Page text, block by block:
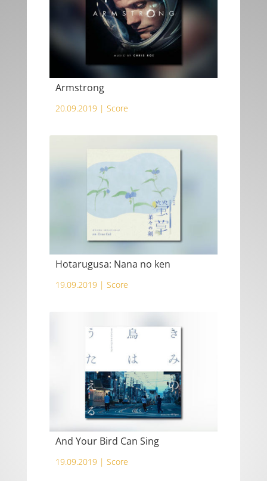
Armstrong
20.09.2019 | Score
Hotarugusa: Nana no ken
19.09.2019 | Score
And Your Bird Can Sing
19.09.2019 | Score